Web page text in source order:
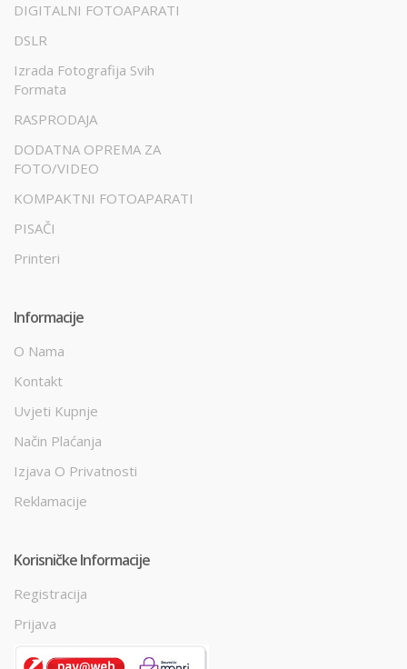
DIGITALNI FOTOAPARATI
DSLR
Izrada Fotografija Svih
Formata
RASPRODAJA
DODATNA OPREMA ZA
FOTO/VIDEO
KOMPAKTNI FOTOAPARATI
PISAČI
Printeri
Informacije
O Nama
Kontakt
Uvjeti Kupnje
Način Plaćanja
Izjava O Privatnosti
Reklamacije
Korisničke Informacije
Registracija
Prijava